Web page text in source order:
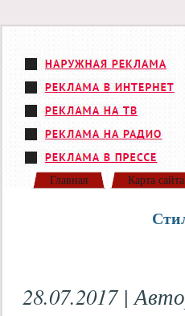
Главная Карта сайта
28.07.2017 |